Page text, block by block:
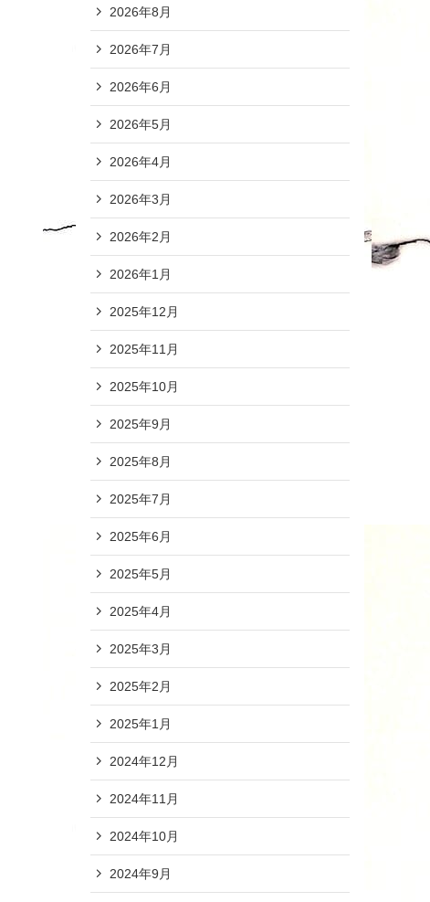
2026年8月
2026年7月
2026年6月
2026年5月
2026年4月
2026年3月
2026年2月
2026年1月
2025年12月
2025年11月
2025年10月
2025年9月
2025年8月
2025年7月
2025年6月
2025年5月
2025年4月
2025年3月
2025年2月
2025年1月
2024年12月
2024年11月
2024年10月
2024年9月